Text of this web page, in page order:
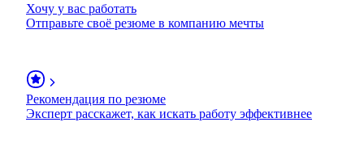
Хочу у вас работать
Отправьте своё резюме в компанию мечты
Рекомендация по резюме
Эксперт расскажет, как искать работу эффективнее